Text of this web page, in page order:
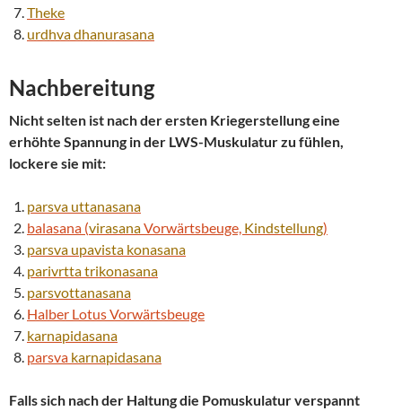
Theke
urdhvadhanurasana
Nachbereitung
Nicht selten ist nach der ersten Kriegerstellung eine
erhöhte Spannung in der LWS-Muskulatur zu fühlen,
lockere sie mit:
parsva uttanasana
balasana (virasanaVorwärtsbeuge, Kindstellung)
parsva upavista konasana
parivrttatrikonasana
parsvottanasana
Halber Lotus Vorwärtsbeuge
karnapidasana
parsva karnapidasana
Falls sich nach der Haltung die Pomuskulatur verspannt